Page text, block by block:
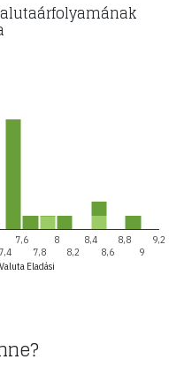
Valuta Eladási
7,4
7,6
7,8
8
8,2
8,4
8,6
8,8
9
9,2